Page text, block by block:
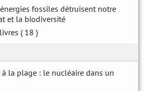
fossiles détruisent notre
et la biodiversité
( 18 )
la plage : le nucléaire dans un